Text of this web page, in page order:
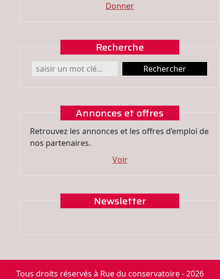
Donner
Recherche
Annonces et offres
Retrouvez les annonces et les offres d’emploi de
nos partenaires.
Voir
Newsletter
Tous droits réservés à Rue du conservatoire - 2026